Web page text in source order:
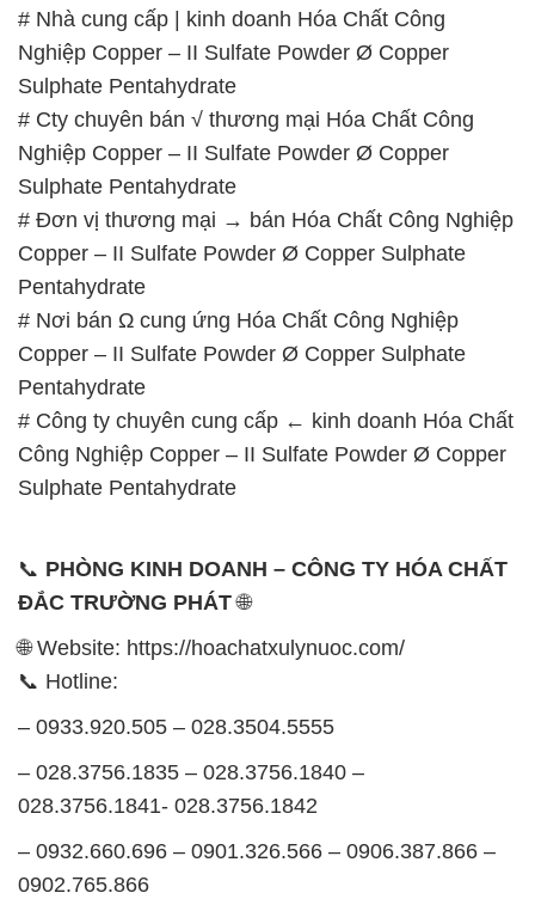
# Nhà cung cấp | kinh doanh Hóa Chất Công
Nghiệp Copper – II Sulfate Powder Ø Copper
Sulphate Pentahydrate
# Cty chuyên bán √ thương mại Hóa Chất Công
Nghiệp Copper – II Sulfate Powder Ø Copper
Sulphate Pentahydrate
# Đơn vị thương mại → bán Hóa Chất Công Nghiệp
Copper – II Sulfate Powder Ø Copper Sulphate
Pentahydrate
# Nơi bán Ω cung ứng Hóa Chất Công Nghiệp
Copper – II Sulfate Powder Ø Copper Sulphate
Pentahydrate
# Công ty chuyên cung cấp ← kinh doanh Hóa Chất
Công Nghiệp Copper – II Sulfate Powder Ø Copper
Sulphate Pentahydrate
📞 PHÒNG KINH DOANH – CÔNG TY HÓA CHẤT
ĐẮC TRƯỜNG PHÁT🌐
🌐 Website: https://hoachatxulynuoc.com/
📞 Hotline:
– 0933.920.505 – 028.3504.5555
– 028.3756.1835 – 028.3756.1840 –
028.3756.1841- 028.3756.1842
– 0932.660.696 – 0901.326.566 – 0906.387.866 –
0902.765.866